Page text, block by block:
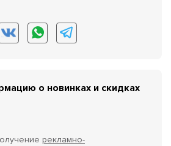
о новинках и скидках
рекламно-